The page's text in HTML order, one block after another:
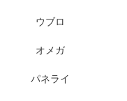
ウブロ
オメガ
パネライ